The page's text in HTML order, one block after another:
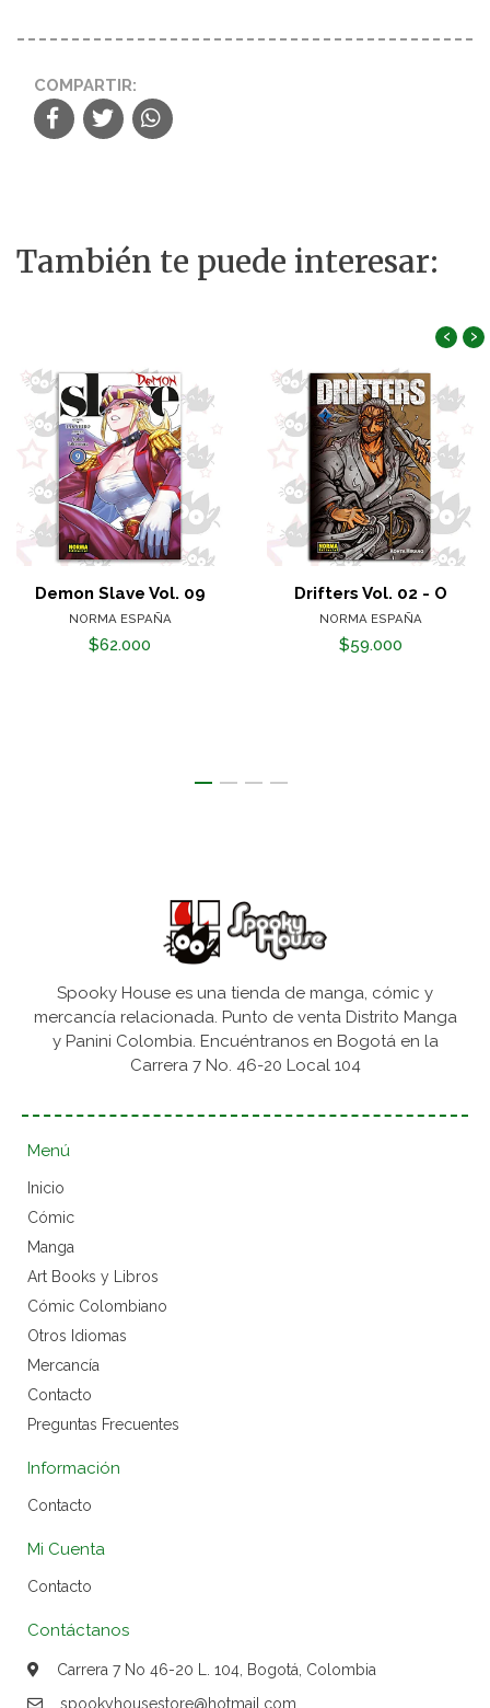
COMPARTIR:
También te puede interesar:
Demon Slave Vol. 09
NORMA ESPAÑA
$62.000
Drifters Vol. 02 - O
NORMA ESPAÑA
$59.000
‹ ›
Spooky House es una tienda de manga, cómic y
mercancía relacionada. Punto de venta Distrito Manga
y Panini Colombia. Encuéntranos en Bogotá en la
Carrera 7 No. 46-20 Local 104
Menú
Inicio
Cómic
Manga
Art Books y Libros
Cómic Colombiano
Otros Idiomas
Mercancía
Contacto
Preguntas Frecuentes
Información
Contacto
Mi Cuenta
Contacto
Contáctanos
Carrera 7 No 46-20 L. 104, Bogotá, Colombia
spookyhousestore@hotmail.com